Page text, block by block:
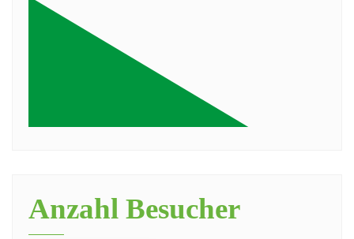
Anzahl Besucher